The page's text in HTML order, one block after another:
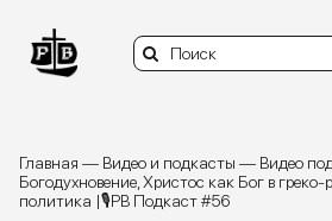
content
Search
for:
Книги
Главная — Видео и подкасты — Видео
Богодухновение, Христос как Бог в
политика |🎙РВ Подкаст #56